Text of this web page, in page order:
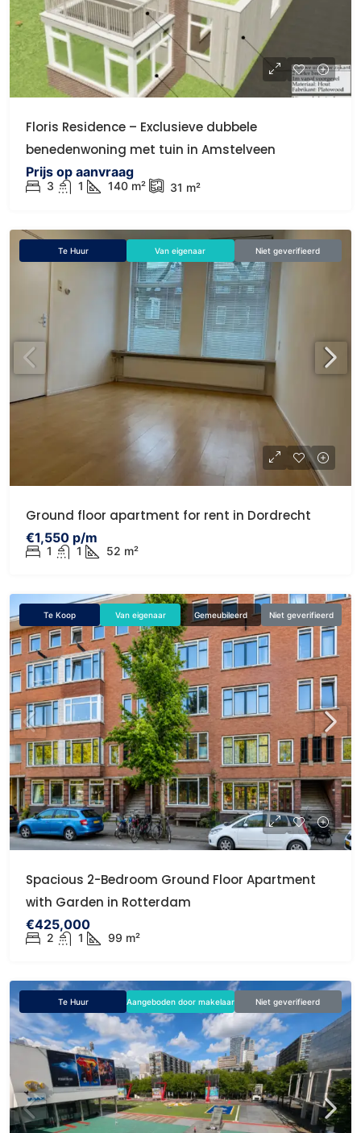
Floris Residence – Exclusieve dubbele
benedenwoning met tuin in Amstelveen
Prijs op aanvraag
3 1 140 m² 31 m²
Te Huur Van eigenaar Niet geverifieerd
Ground floor apartment for rent in Dordrecht
€1,550 p/m
1 1 52 m²
Te Koop Van eigenaar Gemeubileerd Niet geverifieerd
Spacious 2-Bedroom Ground Floor Apartment
with Garden in Rotterdam
€425,000
2 1 99 m²
Te Huur Aangeboden door makelaar Niet geverifieerd